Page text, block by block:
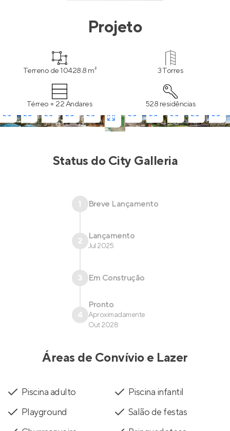
Projeto
Terreno de 10428.8 m² 3 Torres
Térreo + 22 Andares 528 residências
Status doCity Galleria
1 Breve Lançamento
2 Lançamento
Jul 2025
3 Em Construção
4
Pronto
Aproximadamente
Out 2028
Áreas de Convívio e Lazer
Piscina adulto
Piscina infantil
Playground
Salão de festas